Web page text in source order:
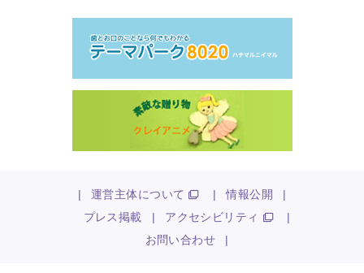
| 運営主体について | 情報公開
|
プレス掲載
| アクセシビリティ
|
お問い合わせ
|